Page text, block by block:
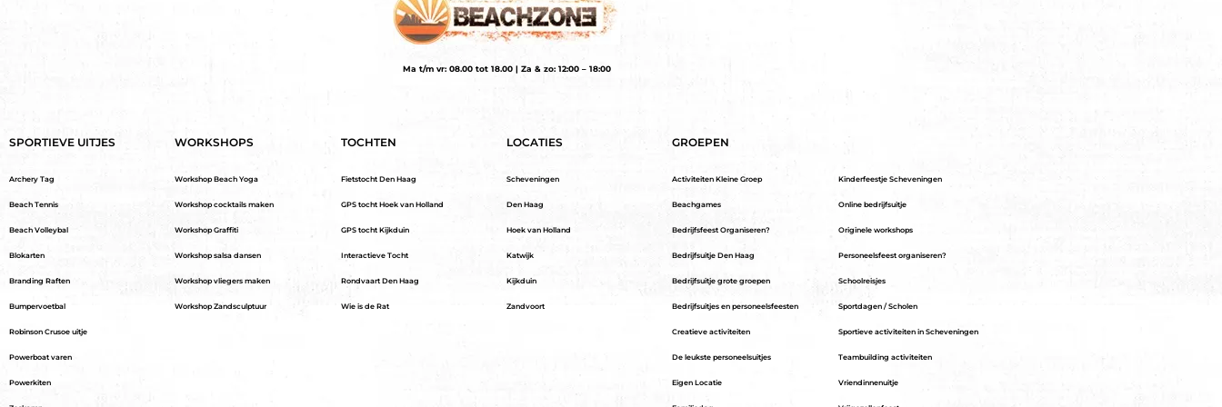
Ma t/m vr: 08.00 tot 18.00 | Za & zo: 12:00 – 18:00
SPORTIEVE UITJES
Archery Tag
Beach Tennis
Beach Volleybal
Blokarten
Branding Raften
Bumpervoetbal
Robinson Crusoe uitje
Powerboat varen
Powerkiten
WORKSHOPS
Workshop Beach Yoga
Workshop cocktails maken
Workshop Graffiti
Workshop salsa dansen
Workshop vliegers maken
Workshop Zandsculptuur
TOCHTEN
Fietstocht Den Haag
GPS tocht Hoek van Holland
GPS tocht Kijkduin
Interactieve Tocht
Rondvaart Den Haag
Wie is de Rat
LOCATIES
Scheveningen
Den Haag
Hoek van Holland
Katwijk
Kijkduin
Zandvoort
GROEPEN
Activiteiten Kleine Groep
Beachgames
Bedrijfsfeest Organiseren?
Bedrijfsuitje Den Haag
Bedrijfsuitje grote groepen
Bedrijfsuitjes en personeelsfeesten
Creatieve activiteiten
De leukste personeelsuitjes
Eigen Locatie
Kinderfeestje Scheveningen
Online bedrijfsuitje
Originele workshops
Personeelsfeest organiseren?
Schoolreisjes
Sportdagen / Scholen
Sportieve activiteiten in Scheveningen
Teambuilding activiteiten
Vriendinnenuitje